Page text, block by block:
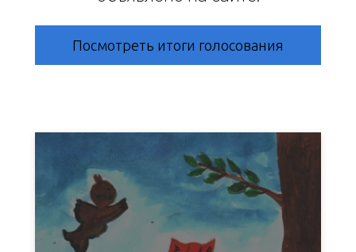
Посмотреть итоги голосования